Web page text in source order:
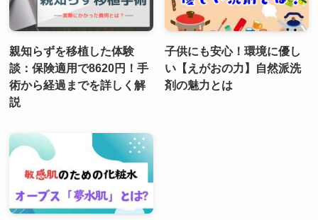
親知らずを移植した体験
談：保険適用で8620円！手
術から経過までを詳しく解
説
子供にも安心！環境に優し
い【えがおの力】自然派洗
剤の魅力とは